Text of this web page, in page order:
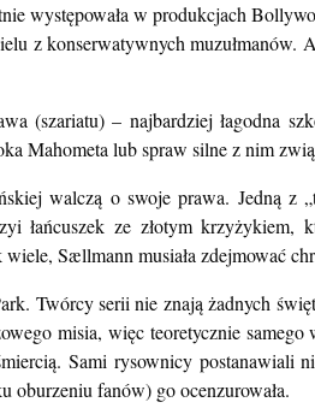
występowała w produkcjach
z konserwatywnych
(szariatu) – najbardziej łagodna
lub spraw silne z nim
walczą o swoje prawa. Jedną z
łańcuszek ze złotym krzyżykiem,
Sællmann musiała zdejmować
Twórcy serii nie znają żadnych
misia, więc teoretycznie
Sami rysownicy
oburzeniu fanów) go ocenzurowała.